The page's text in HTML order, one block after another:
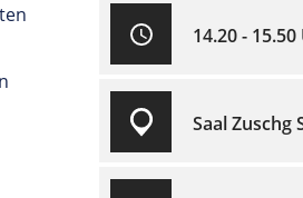
14.20 -
Saal Zuschg